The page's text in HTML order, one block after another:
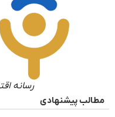
رسانه
مطالب پیشنهادی